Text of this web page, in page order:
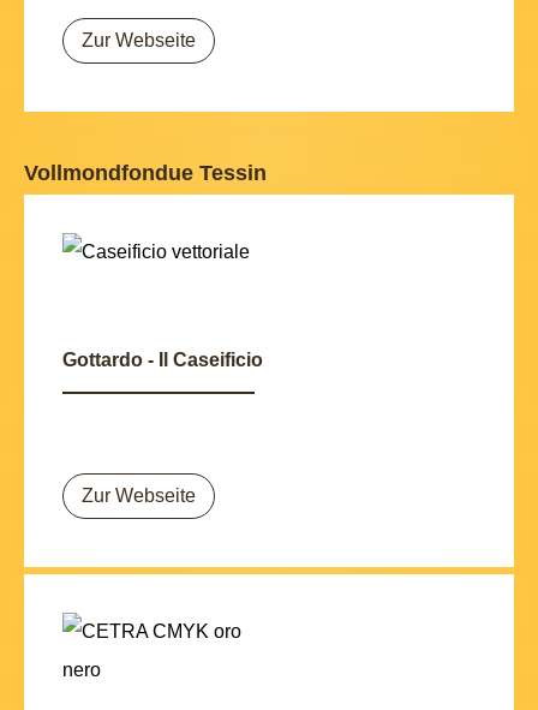
Zur Webseite
Vollmondfondue Tessin
Gottardo - Il Caseificio
Zur Webseite